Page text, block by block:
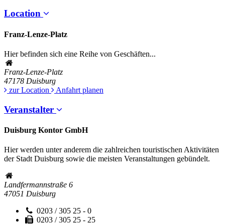
Location
Franz-Lenze-Platz
Hier befinden sich eine Reihe von Geschäften...
Franz-Lenze-Platz
47178 Duisburg
zur Location
Anfahrt planen
Veranstalter
Duisburg Kontor GmbH
Hier werden unter anderem die zahlreichen touristischen Aktivitäten
der Stadt Duisburg sowie die meisten Veranstaltungen gebündelt.
Landfermannstraße 6
47051 Duisburg
0203 / 305 25 - 0
0203 / 305 25 - 25